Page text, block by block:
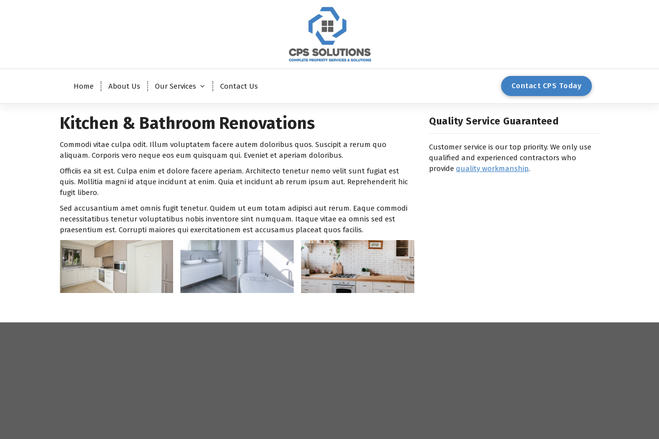
c
t
Home About Us Our Services Contact Us Contact CPS Today
Kitchen & Bathroom Renovations
Commodi vitae culpa odit. Illum voluptatem facere autem doloribus quos. Suscipit a rerum quo
aliquam. Corporis vero neque eos eum quisquam qui. Eveniet et aperiam doloribus.
Officiis ea sit est. Culpa enim et dolore facere aperiam. Architecto tenetur nemo velit sunt fugiat est
quis. Mollitia magni id atque incidunt at enim. Quia et incidunt ab rerum ipsum aut. Reprehenderit hic
fugit libero.
Sed accusantium amet omnis fugit tenetur. Quidem ut eum totam adipisci aut rerum. Eaque commodi
necessitatibus tenetur voluptatibus nobis inventore sint numquam. Itaque vitae ea omnis sed est
praesentium est. Corrupti maiores qui exercitationem est accusamus placeat quos facilis.
Quality Service Guaranteed
Customer service is our top priority. We only use
qualified and experienced contractors who
providequality workmanship.